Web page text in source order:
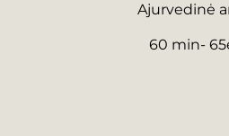
Ajurvedinė
60 min-